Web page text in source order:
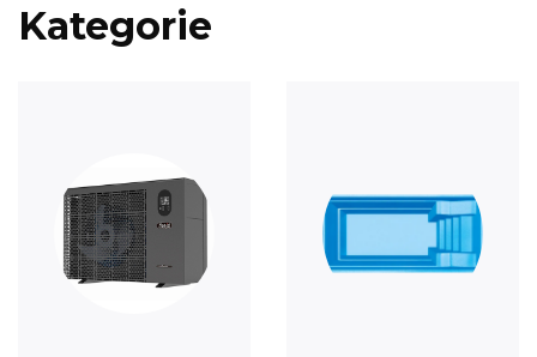
Kategorie